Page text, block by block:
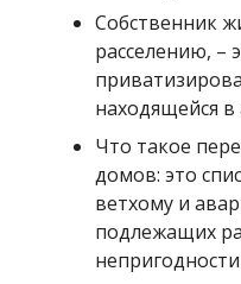
Собственник
расселению, –
находящейся
Что такое
домов: это
ветхому и
подлежащих